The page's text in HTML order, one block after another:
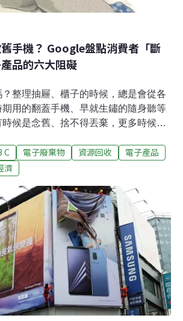
手機？ Google盤點消費者「斷
品的六大阻礙
整理抽屜、櫃子的時候，總是會從各
用的翻蓋手機、早就生鏽的隨身聽等
候是念舊、捨不得丟棄，更多時候是
電子產品的六大阻礙。生活中的垃圾我
或丟棄——喝完的飲料罐沖洗後回收、
一來要煩惱如何備份資料，一來又捨不
載的生活記憶。聯合國報告顯示，2019
創新高，達5360萬公噸，然而當年全球
電子產品被妥善回收。隨著3C電子產品
生命週期變短，有越來越多的電子產
中角落。
C 電子廢棄物 資源回收
電子產品
濟